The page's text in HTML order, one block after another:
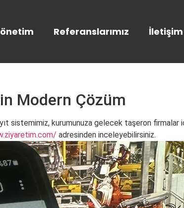
Referanslarımız İletişim
Modern Çözüm
sistemimiz, kurumunuza gelecek taşeron
adresinden inceleyebilirsiniz.